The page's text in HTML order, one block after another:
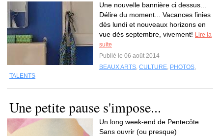
Une nouvelle bannière ci dessus...
Délire du moment... Vacances finies
dès lundi et nouveaux horizons en
vue dès septembre, vivement! Lire la
suite
Publié le 06 août 2014
BEAUX ARTS, CULTURE, PHOTOS,
TALENTS
Une petite pause s'impose...
Un long week-end de Pentecôte.
Sans ouvrir (ou presque)